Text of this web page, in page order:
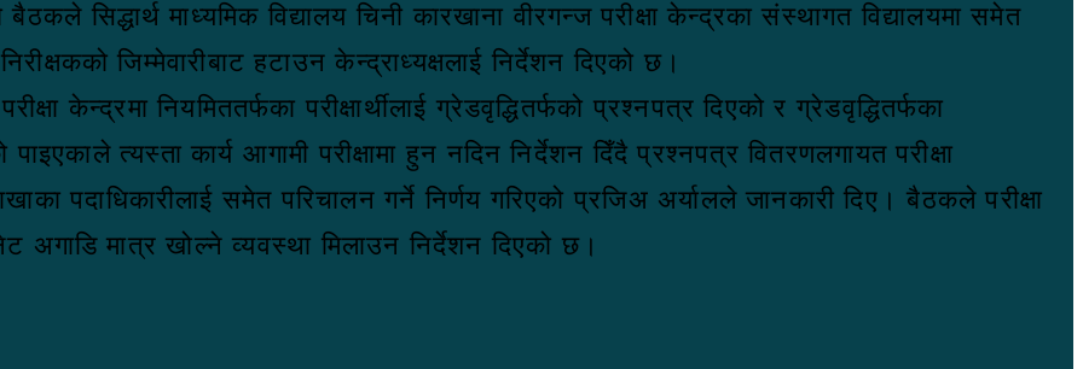
सिद्धार्थ माध्यमिक विद्यालय चिनी कारखाना वीरगन्ज परीक्षा केन्द्रका संस्थागत विद्यालयमा समेत
जिम्मेवारीबाट हटाउन केन्द्राध्यक्षलाई निर्देशन दिएको छ।
केन्द्रमा नियमिततर्फका परीक्षार्थीलाई ग्रेडवृद्धितर्फको प्रश्नपत्र दिएको र ग्रेडवृद्धितर्फका
पाइएकाले त्यस्ता कार्य आगामी परीक्षामा हुन नदिन निर्देशन दिँदै प्रश्नपत्र वितरणलगायत परीक्षा
पदाधिकारीलाई समेत परिचालन गर्ने निर्णय गरिएको प्रजिअ अर्यालले जानकारी दिए। बैठकले परीक्षा
अगाडि मात्र खोल्ने व्यवस्था मिलाउन निर्देशन दिएको छ।